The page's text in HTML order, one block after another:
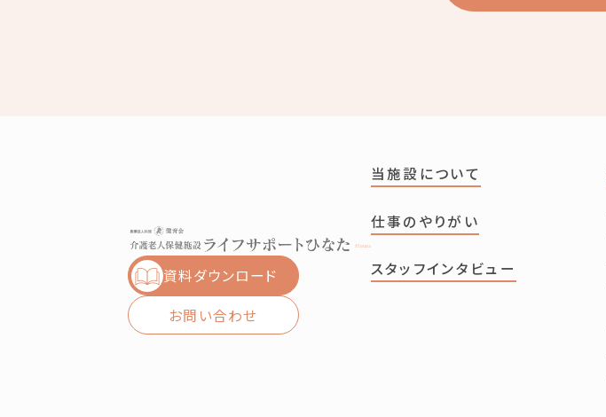
資料ダウンロード
お問い合わせ
当施設について
仕事のやりがい
スタッフインタビュー